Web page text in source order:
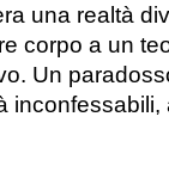
una realtà
corpo a un
Un